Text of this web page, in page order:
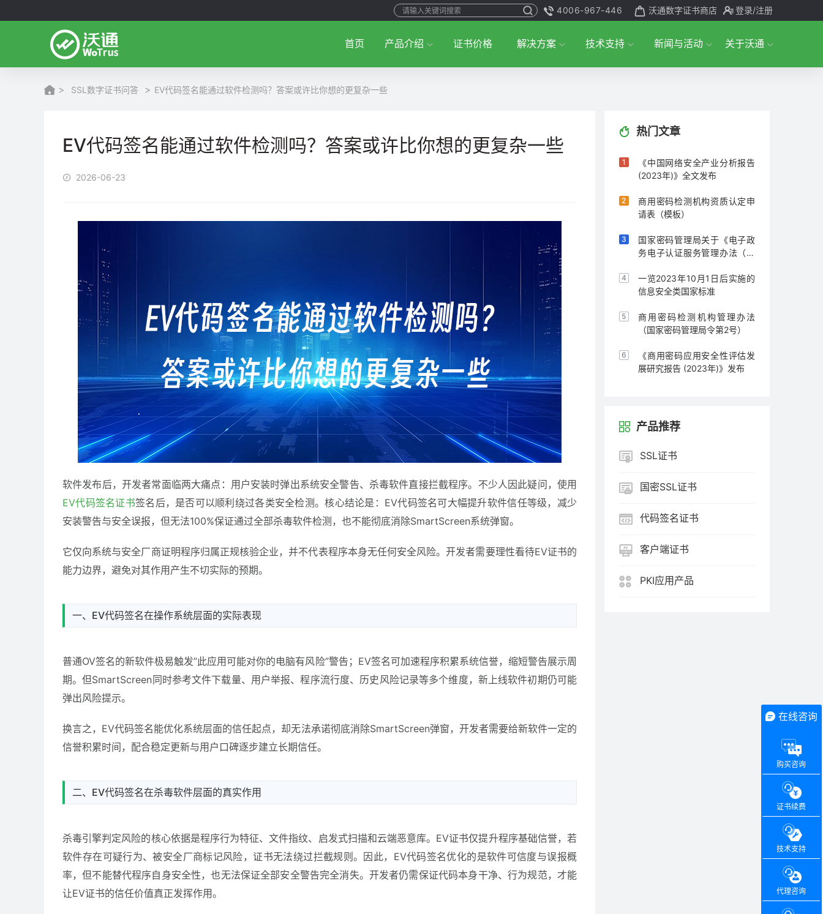
4006-967-446 沃通数字证书商店 登录/注册
首页 产品介绍 证书价格 解决方案 技术支持 新闻与活动 关于沃通
> SSL数字证书问答 > EV代码签名能通过软件检测吗？答案或许比你想的更复杂一些
EV代码签名能通过软件检测吗？答案或许比你想的更复杂一些
2026-06-23
软件发布后，开发者常面临两大痛点：用户安装时弹出系统安全警告、杀毒软件直接拦截程序。不少人因此疑问，使用
EV代码签名证书签名后，是否可以顺利绕过各类安全检测。核心结论是：EV代码签名可大幅提升软件信任等级，减少
安装警告与安全误报，但无法100%保证通过全部杀毒软件检测，也不能彻底消除SmartScreen系统弹窗。
它仅向系统与安全厂商证明程序归属正规核验企业，并不代表程序本身无任何安全风险。开发者需要理性看待EV证书的
能力边界，避免对其作用产生不切实际的预期。
一、EV代码签名在操作系统层面的实际表现
普通OV签名的新软件极易触发”此应用可能对你的电脑有风险”警告；EV签名可加速程序积累系统信誉，缩短警告展示周
期。但SmartScreen同时参考文件下载量、用户举报、程序流行度、历史风险记录等多个维度，新上线软件初期仍可能
弹出风险提示。
换言之，EV代码签名能优化系统层面的信任起点，却无法承诺彻底消除SmartScreen弹窗，开发者需要给新软件一定的
信誉积累时间，配合稳定更新与用户口碑逐步建立长期信任。
二、EV代码签名在杀毒软件层面的真实作用
杀毒引擎判定风险的核心依据是程序行为特征、文件指纹、启发式扫描和云端恶意库。EV证书仅提升程序基础信誉，若
软件存在可疑行为、被安全厂商标记风险，证书无法绕过拦截规则。因此，EV代码签名优化的是软件可信度与误报概
率，但不能替代程序自身安全性，也无法保证全部安全警告完全消失。开发者仍需保证代码本身干净、行为规范，才能
让EV证书的信任价值真正发挥作用。
热门文章
《中国网络安全产业分析报告
(2023年)》全文发布
商用密码检测机构资质认定申
请表（模板）
国家密码管理局关于《电子政
务电子认证服务管理办法（征
通知
一览2023年10月1日后实施的
信息安全类国家标准
商用密码检测机构管理办法
（国家密码管理局令第2号）
《商用密码应用安全性评估发
展研究报告 (2023年)》发布
产品推荐
SSL证书
国密SSL证书
代码签名证书
客户端证书
PKI应用产品
在线咨询
购买咨询
证书续费
技术支持
代理咨询